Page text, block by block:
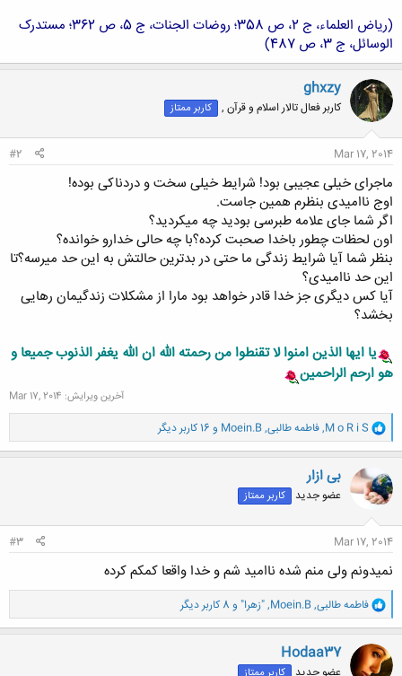
(ریاض العلماء، ج 2، ص 358؛ روضات الجنات، ج 5، ص 362؛ مستدرک
الوسائل، ج 3، ص 487)
ghxzy
کاربر فعال تالار اسلام و قرآن , کاربر ممتاز
Mar 17, 2014
#2
ماجرای خیلی عجیبی بود! شرایط خیلی سخت و دردناکی بوده!
اوج ناامیدی بنظرم همین جاست.
اگر شما جای علامه طبرسی بودید چه میکردید؟
اون لحظات چطور باخدا صحبت کرده؟با چه حالی خدارو خوانده؟
بنظر شما آیا شرایط زندگی ما حتی در بدترین حالتش به این حد میرسه؟تا
این حد ناامیدی؟
آیا کس دیگری جز خدا قادر خواهد بود مارا از مشکلات زندگیمان رهایی
بخشد؟
یا ایها الذین امنوا لا تقنطوا من رحمته الله ان الله یغفر الذنوب جمیعا و
هو ارحم الراحمین
آخرین ویرایش: Mar 17, 2014
و
ا
ک
ن
ش
ه
M o R i S
,فاطمه طالبی,
Moein.B و 16 کاربر دیگر
بی ازار
عضو جدید کاربر ممتاز
Mar 17, 2014
#3
نمیدونم ولی منم شده ناامید شم و خدا واقعا کمکم کرده
و
ا
ک
ن
ش
فاطمه طالبی,
Moein.B
,"زهرا" و 8 کاربر دیگر
Hodaa37
عضو جدید